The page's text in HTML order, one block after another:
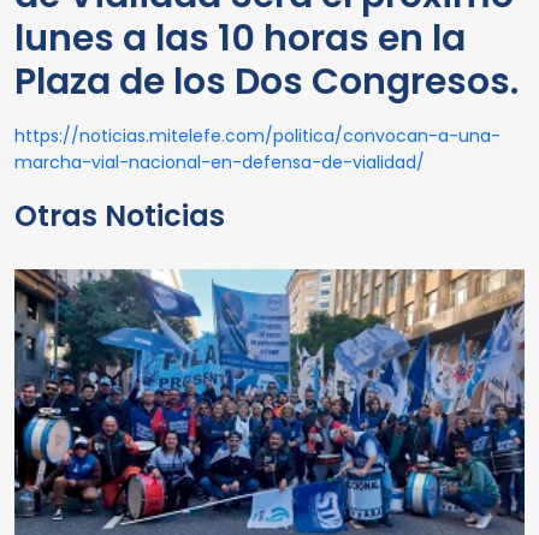
lunes a las 10 horas en la
Plaza de los Dos Congresos.
https://noticias.mitelefe.com/politica/convocan-a-una-
marcha-vial-nacional-en-defensa-de-vialidad/
Otras Noticias